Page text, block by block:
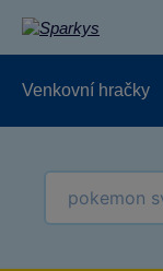
Venkovní hračky